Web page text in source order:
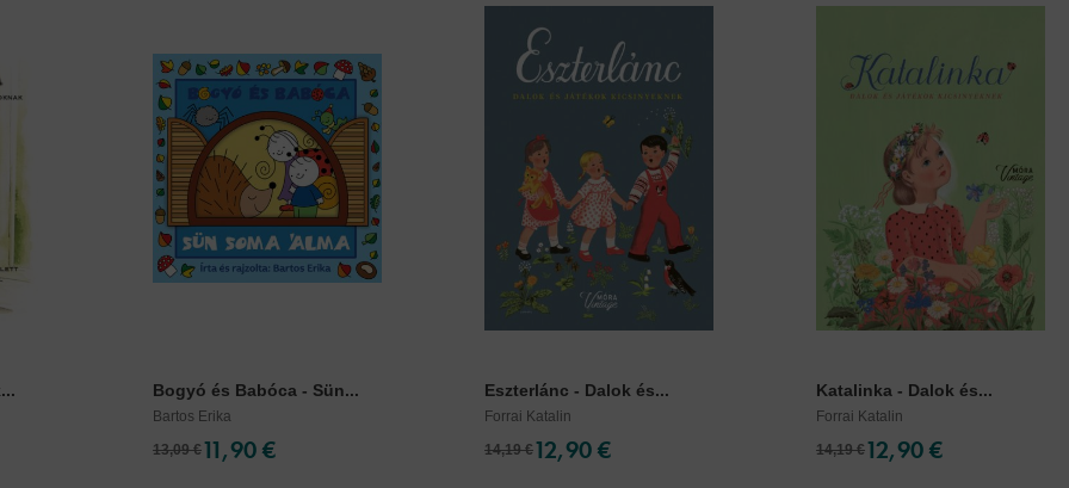
Bogyó és Babóca - Sün...
Bartos Erika
13,09 €11,90 €
Eszterlánc - Dalok és...
Forrai Katalin
14,19 €12,90 €
Katalinka - Dalok és...
Forrai Katalin
14,19 €12,90 €